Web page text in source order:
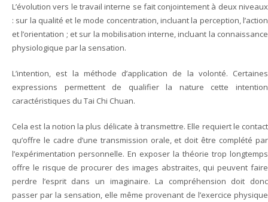
L’évolution vers le travail interne se fait conjointement à deux niveaux
: sur la qualité et le mode concentration, incluant la perception, l’action
et l’orientation ; et sur la mobilisation interne, incluant la connaissance
physiologique par la sensation.
L’intention, est la méthode d’application de la volonté. Certaines
expressions permettent de qualifier la nature cette intention
caractéristiques du Tai Chi Chuan.
Cela est la notion la plus délicate à transmettre. Elle requiert le contact
qu’offre le cadre d’une transmission orale, et doit être complété par
l’expérimentation personnelle. En exposer la théorie trop longtemps
offre le risque de procurer des images abstraites, qui peuvent faire
perdre l’esprit dans un imaginaire. La compréhension doit donc
passer par la sensation, elle même provenant de l’exercice physique